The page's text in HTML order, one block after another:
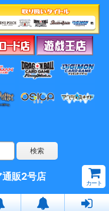
通販2号店
カート